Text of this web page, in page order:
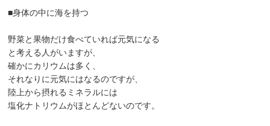
■身体の中に海を持つ
野菜と果物だけ食べていれば元気になる
と考える人がいますが、
確かにカリウムは多く、
それなりに元気にはなるのですが、
陸上から摂れるミネラルには
塩化ナトリウムがほとんどないのです。